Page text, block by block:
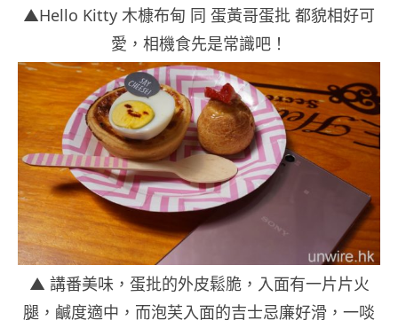
▲Hello Kitty 木槺布甸 同 蛋黃哥蛋批 都貌相好可
愛，相機食先是常識吧！
▲ 講番美味，蛋批的外皮鬆脆，入面有一片片火
腿，鹹度適中，而泡芙入面的吉士忌廉好滑，一啖